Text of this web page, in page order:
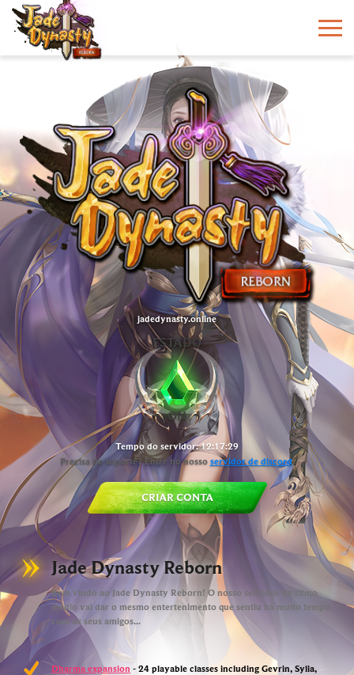
ESTADO
Tempo do servidor:12:17:30
Precisa de suporte? Entre no nosso servidor de discord.
CRIAR CONTA
jadedynasty.online
Jade Dynasty Reborn
Bem vindo ao Jade Dynasty Reborn! O nosso servidor de ritmo
médio vai dar o mesmo entertenimento que sentiu há muito tempo
com os seus amigos...
Dharma expansion - 24 playable classes including Gevrin, Sylia,